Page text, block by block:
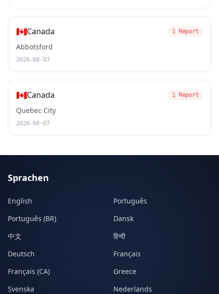
🇨🇦Canada 1 Report
Abbotsford
2026-08-07
🇨🇦Canada 1 Report
Quebec City
2026-08-07
Sprachen
English
Português
Português (BR)
Dansk
中文
हिन्दी
Deutsch
Français
Français (CA)
Greece
Svenska
Nederlands